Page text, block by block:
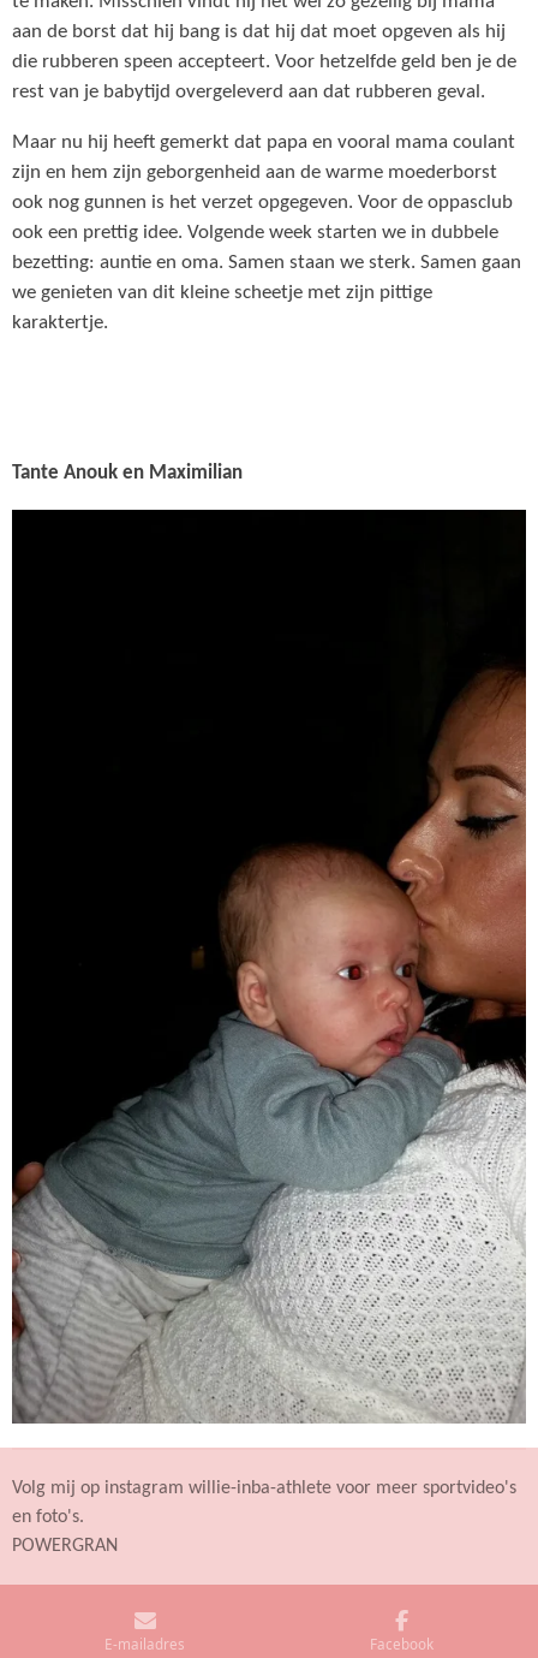
aan de borst dat hij bang is dat hij dat moet opgeven als hij
die rubberen speen accepteert. Voor hetzelfde geld ben je de
rest van je babytijd overgeleverd aan dat rubberen geval.
Maar nu hij heeft gemerkt dat papa en vooral mama coulant
zijn en hem zijn geborgenheid aan de warme moederborst
ook nog gunnen is het verzet opgegeven. Voor de oppasclub
ook een prettig idee. Volgende week starten we in dubbele
bezetting: auntie en oma. Samen staan we sterk. Samen gaan
we genieten van dit kleine scheetje met zijn pittige
karaktertje.
Tante Anouk en Maximilian
Volg mij op instagram willie-inba-athlete voor meer sportvideo's
en foto's.
POWERGRAN
E-mailadres Facebook